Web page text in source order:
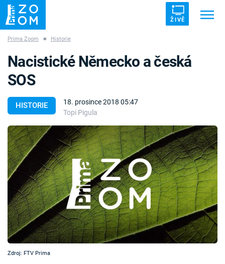
ŽIVĚ
ZÁHADY VETŘELCI DÁVNOVĚKU
Témata
Témata
Pořady
TV Program
Časopis
Sledujte prima+
Prima Zoom ■ Historie
HISTORIE
18. prosince 2018 05:47
Topi Pigula
Nacistické Německo a česká
SOS
Zdroj: FTV Prima